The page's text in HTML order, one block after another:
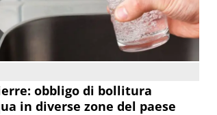
obbligo di bollitura
in diverse zone del paese